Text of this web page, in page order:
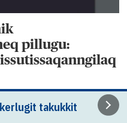
pillugu:
takukkit